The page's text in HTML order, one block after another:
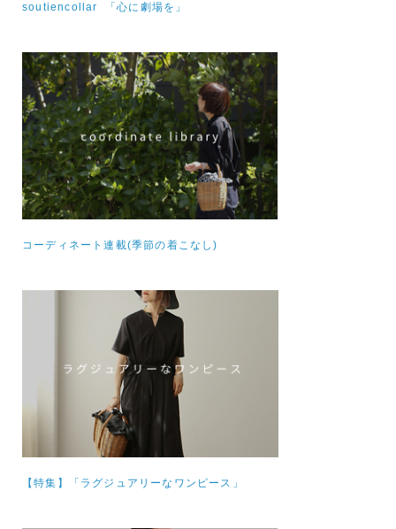
soutiencollar 「心に劇場を」
コーディネート連載(季節の着こなし)
【特集】 「ラグジュアリーなワンピース」